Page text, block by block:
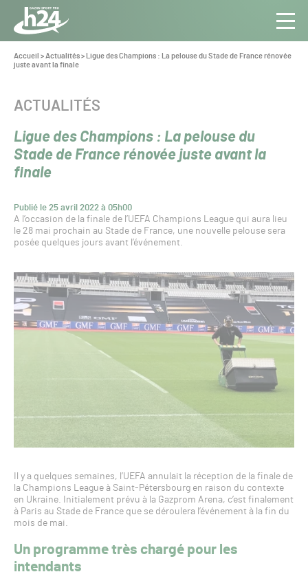
Panneau de gestion des cookies
Aller au contenu
Toute
l’info
du Gazon
Vous
êtes
Accueil >Actualités>
Ligue des Champions : La pelouse du Stade de France rénovée
juste avant la finale
Ligue des Champions : La pelouse du
Stade de France rénovée juste avant la
finale
Publié le 25 avril 2022 à 05h00
CATÉGORIE :
ACTUALITÉS
A l’occasion de la finale de l’UEFA Champions League qui aura lieu
le 28 mai prochain au Stade de France, une nouvelle pelouse sera
posée quelques jours avant l’événement.
Il y a quelques semaines, l’UEFA annulait la réception de la finale de
la Champions League à Saint-Pétersbourg en raison du contexte
en Ukraine. Initialement prévu à la Gazprom Arena, c’est finalement
à Paris au Stade de France que se déroulera l’événement à la fin du
mois de mai.
Un programme très chargé pour les
intendants